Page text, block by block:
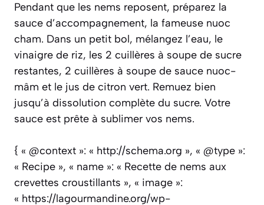
Pendant que les nems reposent, préparez la
sauce d’accompagnement, la fameuse nuoc
cham. Dans un petit bol, mélangez l’eau, le
vinaigre de riz, les 2 cuillères à soupe de sucre
restantes, 2 cuillères à soupe de sauce nuoc-
mâm et le jus de citron vert. Remuez bien
jusqu’à dissolution complète du sucre. Votre
sauce est prête à sublimer vos nems.
{ « @context »: « http://schema.org », « @type »:
« Recipe », « name »: « Recette de nems aux
crevettes croustillants », « image »:
« https://lagourmandine.org/wp-